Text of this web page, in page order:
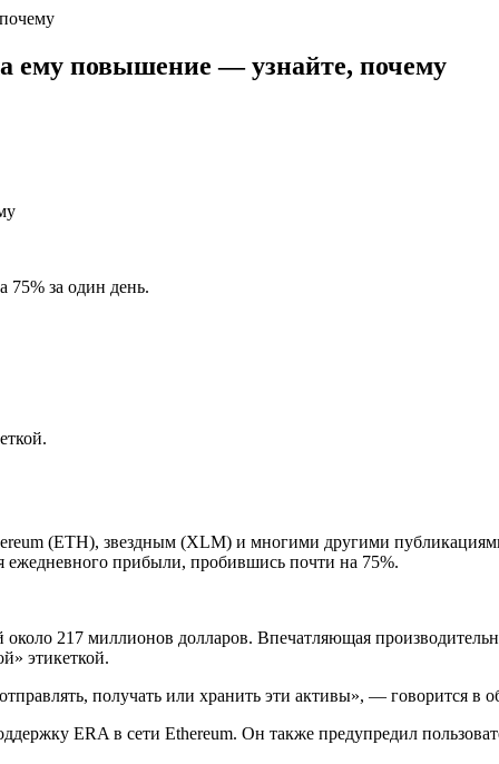
ему повышение — узнайте, почему
75% за один день.
(ETH), звездным (XLM) и многими другими
ежедневного прибыли, пробившись почти на 75%.
217 миллионов долларов. Впечатляющая
этикеткой.
получать или хранить эти активы», — говорится в
ERA в сети Ethereum. Он также предупредил